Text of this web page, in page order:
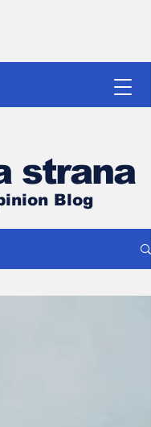
strana
Blog